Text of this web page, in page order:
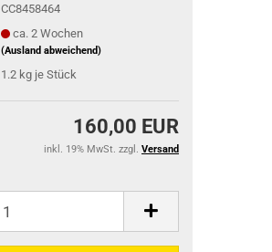
CC8458464
ca. 2 Wochen
(Ausland abweichend)
1.2 kg je Stück
160,00 EUR
inkl. 19% MwSt. zzgl. Versand